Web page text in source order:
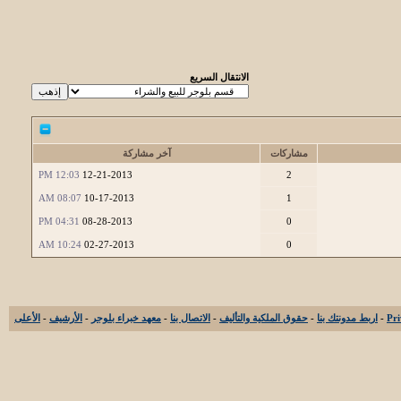
الانتقال السريع
مشاركات
آخر مشاركة
2
12-21-2013
12:03 PM
1
10-17-2013
08:07 AM
0
08-28-2013
04:31 PM
0
02-27-2013
10:24 AM
- اربط مدونتك بنا - حقوق الملكية والتأليف - الاتصال بنا - معهد خبراء بلوجر - الأرشيف - الأعلى